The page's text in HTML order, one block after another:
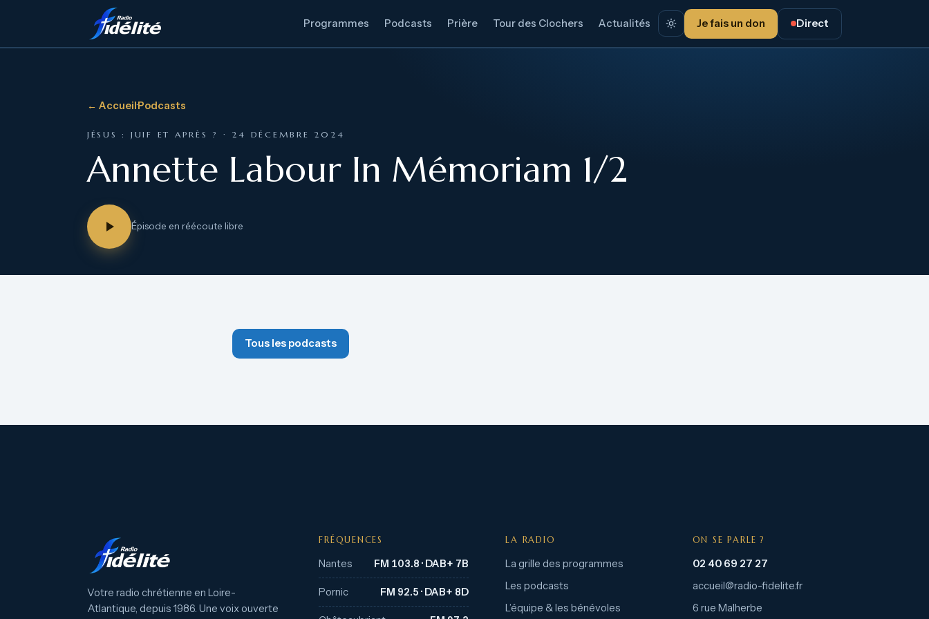
Programmes Podcasts Prière Tour des Clochers Actualités Je fais un don Direct
← Accueil·Podcasts
JÉSUS : JUIF ET APRÈS ? · 24 DÉCEMBRE 2024
Annette Labour In Mémoriam 1/2
Épisode en réécoute libre
Tous les podcasts
Votre radio chrétienne en Loire-
Atlantique, depuis 1986. Une voix ouverte
FRÉQUENCES
Nantes FM 103.8 · DAB+ 7B
Pornic FM 92.5 · DAB+ 8D
LA RADIO
La grille des programmes
Les podcasts
L’équipe & les bénévoles
ON SE PARLE ?
02 40 69 27 27
accueil@radio-fidelite.fr
6 rue Malherbe